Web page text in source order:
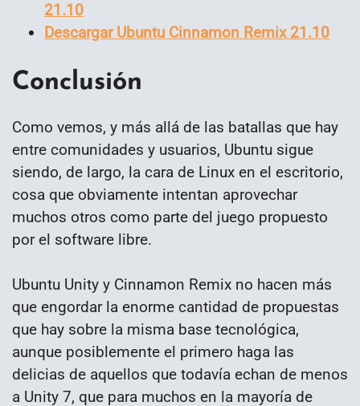
21.10
Descargar Ubuntu Cinnamon Remix 21.10
Conclusión
Como vemos, y más allá de las batallas que hay
entre comunidades y usuarios, Ubuntu sigue
siendo, de largo, la cara de Linux en el escritorio,
cosa que obviamente intentan aprovechar
muchos otros como parte del juego propuesto
por el software libre.
Ubuntu Unity y Cinnamon Remix no hacen más
que engordar la enorme cantidad de propuestas
que hay sobre la misma base tecnológica,
aunque posiblemente el primero haga las
delicias de aquellos que todavía echan de menos
a Unity 7, que para muchos en la mayoría de